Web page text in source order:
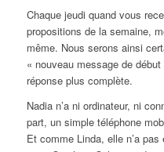
Chaque jeudi quand vous
propositions de la semaine,
même. Nous serons ainsi
« nouveau message de
réponse plus complète.
Nadia n’a ni ordinateur, ni
part, un simple téléphone
Et comme Linda, elle n’a